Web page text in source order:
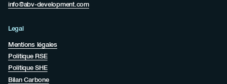
info@abv-development.com
Legal
Mentions légales
Politique RSE
Politique SHE
Bilan Carbone